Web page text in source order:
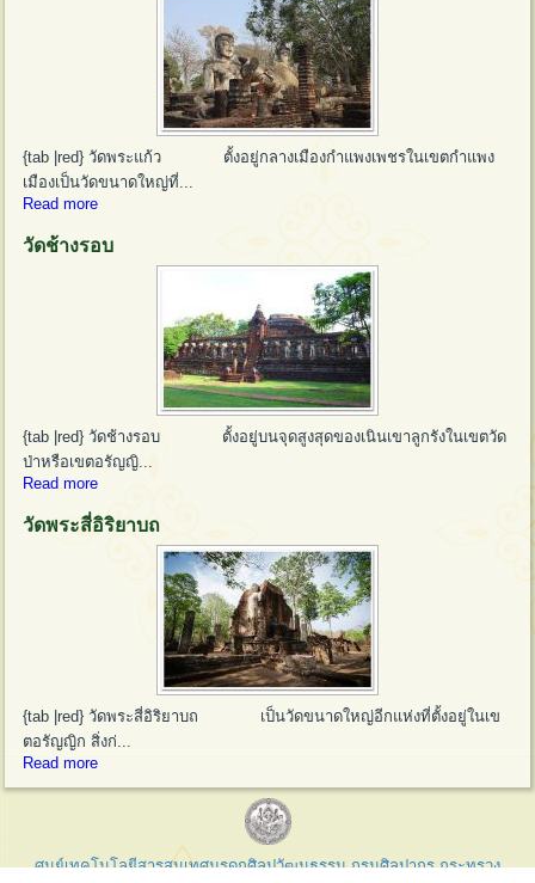
{tab |red} วัดพระแก้ว ตั้งอยู่กลางเมืองกำแพงเพชรในเขตกำแพง
เมืองเป็นวัดขนาดใหญ่ที่...
Read more
วัดช้างรอบ
{tab |red} วัดช้างรอบ ตั้งอยู่บนจุดสูงสุดของเนินเขาลูกรังในเขตวัด
ป่าหรือเขตอรัญญิ...
Read more
วัดพระสี่อิริยาบถ
{tab |red} วัดพระสี่อิริยาบถ เป็นวัดขนาดใหญ่อีกแห่งที่ตั้งอยู่ในเข
ตอรัญญิก สิ่งก่...
Read more
ศูนย์เทคโนโลยีสารสนเทศมรดกศิลปวัฒนธรรม กรมศิลปากร กระทรวง